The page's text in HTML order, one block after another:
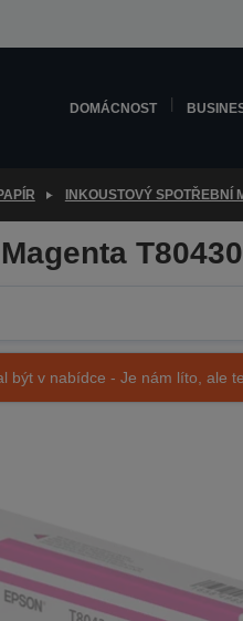
DOMÁCNOST
INKOUSTOVÝ SPOTŘEBNÍ
být v nabídce - Je nám líto, ale